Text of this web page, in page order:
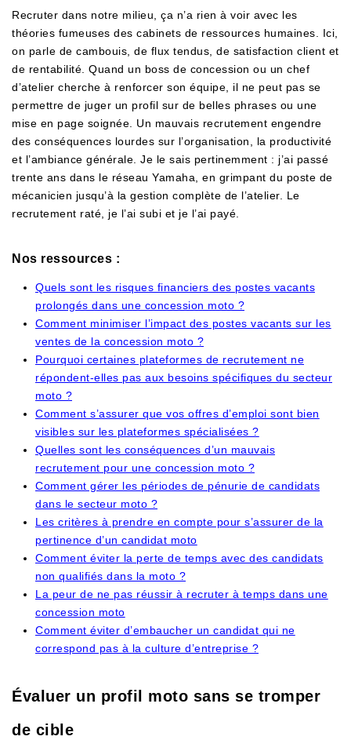
Recruter dans notre milieu, ça n’a rien à voir avec les
théories fumeuses des cabinets de ressources humaines. Ici,
on parle de cambouis, de flux tendus, de satisfaction client et
de rentabilité. Quand un boss de concession ou un chef
d’atelier cherche à renforcer son équipe, il ne peut pas se
permettre de juger un profil sur de belles phrases ou une
mise en page soignée. Un mauvais recrutement engendre
des conséquences lourdes sur l’organisation, la productivité
et l’ambiance générale. Je le sais pertinemment : j’ai passé
trente ans dans le réseau Yamaha, en grimpant du poste de
mécanicien jusqu’à la gestion complète de l’atelier. Le
recrutement raté, je l’ai subi et je l’ai payé.
Nos ressources :
Quels sont les risques financiers des postes vacants
prolongés dans une concession moto ?
Comment minimiser l’impact des postes vacants sur les
ventes de la concession moto ?
Pourquoi certaines plateformes de recrutement ne
répondent-elles pas aux besoins spécifiques du secteur
moto ?
Comment s’assurer que vos offres d’emploi sont bien
visibles sur les plateformes spécialisées ?
Quelles sont les conséquences d’un mauvais
recrutement pour une concession moto ?
Comment gérer les périodes de pénurie de candidats
dans le secteur moto ?
Les critères à prendre en compte pour s’assurer de la
pertinence d’un candidat moto
Comment éviter la perte de temps avec des candidats
non qualifiés dans la moto ?
La peur de ne pas réussir à recruter à temps dans une
concession moto
Comment éviter d’embaucher un candidat qui ne
correspond pas à la culture d’entreprise ?
Évaluer un profil moto sans se tromper
de cible